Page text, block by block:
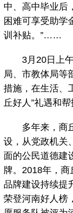
中、高中毕业后
困难可享受助学
训补贴。”……
3月20日上午
局、市教体局等
措施，在生活、
丘好人”礼遇和帮
多年来，商丘
设，从党政机关
面的公民道德建
牌。2018年，商
品牌建设持续提
荣登河南好人榜